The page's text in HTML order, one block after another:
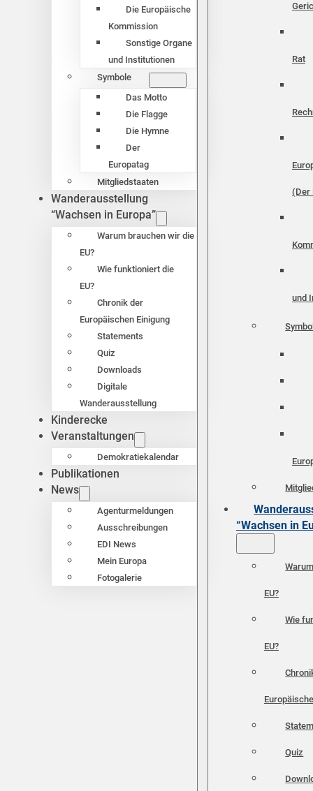
Die Europäische
Kommission
Sonstige Organe
und Institutionen
Symbole
Das Motto
Die Flagge
Die Hymne
Der
Europatag
Mitgliedstaaten
Wanderausstellung
“Wachsen in Europa”
Warum brauchen wir die
EU?
Wie funktioniert die
EU?
Chronik der
Europäischen Einigung
Statements
Quiz
Downloads
Digitale
Wanderausstellung
Kinderecke
Veranstaltungen
Demokratiekalendar
Publikationen
News
Agenturmeldungen
Ausschreibungen
EDI News
Mein Europa
Fotogalerie
Rat
(Der
und
“Wachsen in
EU?
Wie
EU?
Quiz